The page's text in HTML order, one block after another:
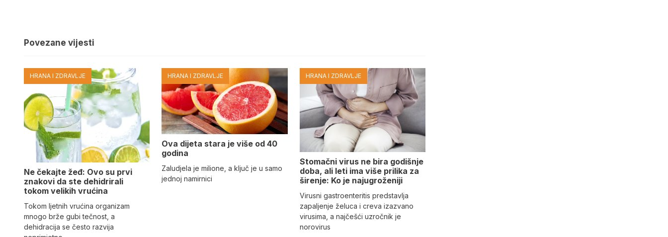
Povezane vijesti
HRANA I ZDRAVLJE
Ne čekajte žeđ: Ovo su prvi
znakovi da ste dehidrirali
tokom velikih vrućina
Tokom ljetnih vrućina organizam
mnogo brže gubi tečnost, a
dehidracija se često razvija
HRANA I ZDRAVLJE
Ova dijeta stara je više od 40
godina
Zaludjela je milione, a ključ je u samo
jednoj namirnici
HRANA I ZDRAVLJE
Stomačni virus ne bira godišnje
doba, ali leti ima više prilika za
širenje: Ko je najugroženiji
Virusni gastroenteritis predstavlja
zapaljenje želuca i creva izazvano
virusima, a najčešći uzročnik je
norovirus